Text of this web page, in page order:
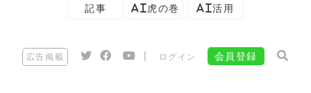
記事 AI虎の巻 AI活用
広告掲載 ログイン 会員登録